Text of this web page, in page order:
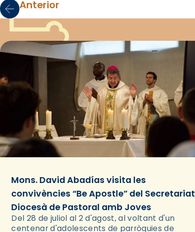
Anterior
Mons. David Abadías visita les
convivències “Be Apostle” del Secretariat
Diocesà de Pastoral amb Joves
Del 28 de juliol al 2 d'agost, al voltant d'un
centenar d'adolescents de parròquies de